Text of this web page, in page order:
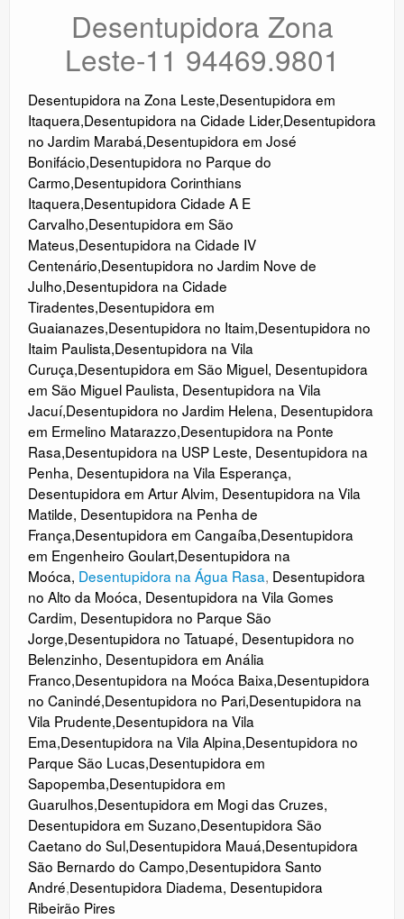
Desentupidora Zona
Leste-11 94469.9801
Desentupidora na Zona Leste,Desentupidora em
Itaquera,Desentupidora na Cidade Lider,Desentupidora
no Jardim Marabá,Desentupidora em José
Bonifácio,Desentupidora no Parque do
Carmo,Desentupidora Corinthians
Itaquera,Desentupidora Cidade A E
Carvalho,Desentupidora em São
Mateus,Desentupidora na Cidade IV
Centenário,Desentupidora no Jardim Nove de
Julho,Desentupidora na Cidade
Tiradentes,Desentupidora em
Guaianazes,Desentupidora no Itaim,Desentupidora no
Itaim Paulista,Desentupidora na Vila
Curuça,Desentupidora em São Miguel, Desentupidora
em São Miguel Paulista, Desentupidora na Vila
Jacuí,Desentupidora no Jardim Helena, Desentupidora
em Ermelino Matarazzo,Desentupidora na Ponte
Rasa,Desentupidora na USP Leste, Desentupidora na
Penha, Desentupidora na Vila Esperança,
Desentupidora em Artur Alvim, Desentupidora na Vila
Matilde, Desentupidora na Penha de
França,Desentupidora em Cangaíba,Desentupidora
em Engenheiro Goulart,Desentupidora na
Moóca, Desentupidora na Água Rasa, Desentupidora
no Alto da Moóca, Desentupidora na Vila Gomes
Cardim, Desentupidora no Parque São
Jorge,Desentupidora no Tatuapé, Desentupidora no
Belenzinho, Desentupidora em Anália
Franco,Desentupidora na Moóca Baixa,Desentupidora
no Canindé,Desentupidora no Pari,Desentupidora na
Vila Prudente,Desentupidora na Vila
Ema,Desentupidora na Vila Alpina,Desentupidora no
Parque São Lucas,Desentupidora em
Sapopemba,Desentupidora em
Guarulhos,Desentupidora em Mogi das Cruzes,
Desentupidora em Suzano,Desentupidora São
Caetano do Sul,Desentupidora Mauá,Desentupidora
São Bernardo do Campo,Desentupidora Santo
André,Desentupidora Diadema, Desentupidora
Ribeirão Pires